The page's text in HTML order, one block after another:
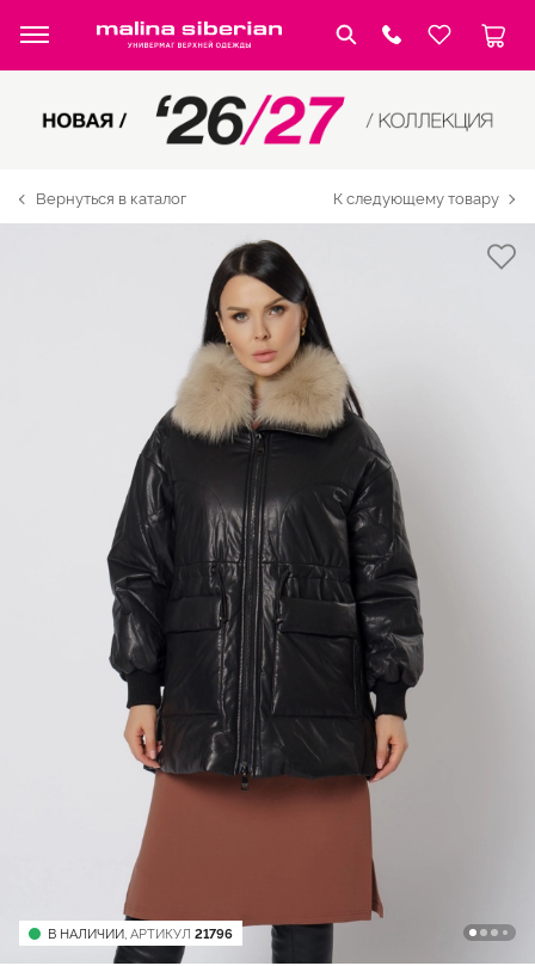
Вернуться в каталог К следующему товару
В НАЛИЧИИ, АРТИКУЛ 21796